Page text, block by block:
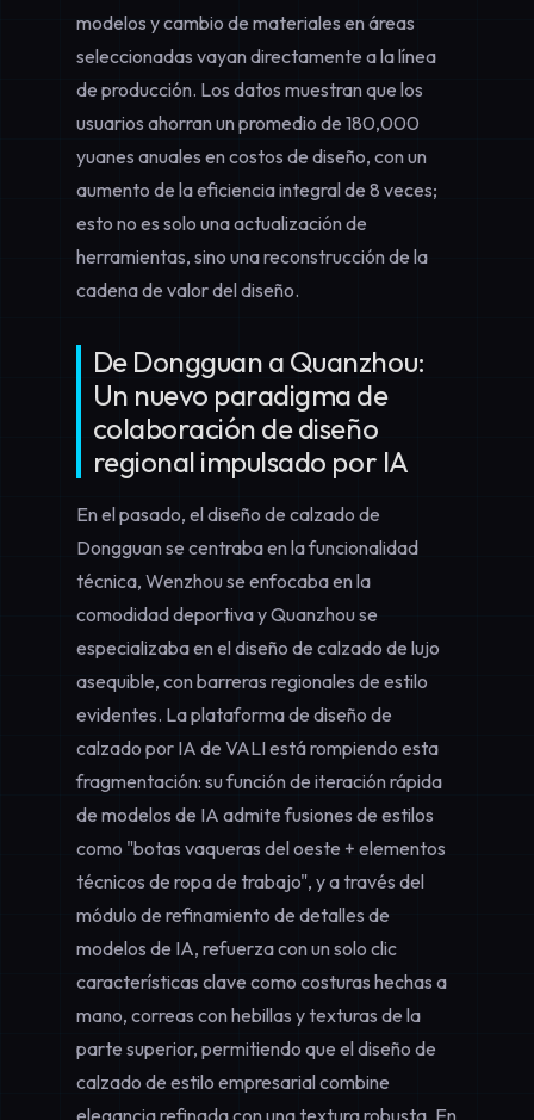
modelos y cambio de materiales en áreas
seleccionadas vayan directamente a la línea
de producción. Los datos muestran que los
usuarios ahorran un promedio de 180,000
yuanes anuales en costos de diseño, con un
aumento de la eficiencia integral de 8 veces;
esto no es solo una actualización de
herramientas, sino una reconstrucción de la
cadena de valor del diseño.
De Dongguan a Quanzhou:
Un nuevo paradigma de
colaboración de diseño
regional impulsado por IA
En el pasado, el diseño de calzado de
Dongguan se centraba en la funcionalidad
técnica, Wenzhou se enfocaba en la
comodidad deportiva y Quanzhou se
especializaba en el diseño de calzado de lujo
asequible, con barreras regionales de estilo
evidentes. La plataforma de diseño de
calzado por IA de VALI está rompiendo esta
fragmentación: su función de iteración rápida
de modelos de IA admite fusiones de estilos
como "botas vaqueras del oeste + elementos
técnicos de ropa de trabajo", y a través del
módulo de refinamiento de detalles de
modelos de IA, refuerza con un solo clic
características clave como costuras hechas a
mano, correas con hebillas y texturas de la
parte superior, permitiendo que el diseño de
calzado de estilo empresarial combine